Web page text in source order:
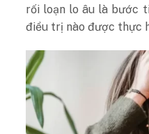
rối loạn lo âu là bước
điều trị nào được thực